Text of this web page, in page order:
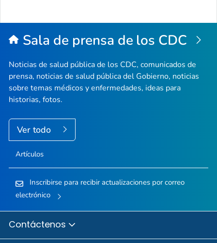
Sala de prensa de los CDC
Noticias de salud pública de los CDC, comunicados de
prensa, noticias de salud pública del Gobierno, noticias
sobre temas médicos y enfermedades, ideas para
historias, fotos.
Ver todo
Artículos
Inscribirse para recibir actualizaciones por correo
electrónico
Contáctenos